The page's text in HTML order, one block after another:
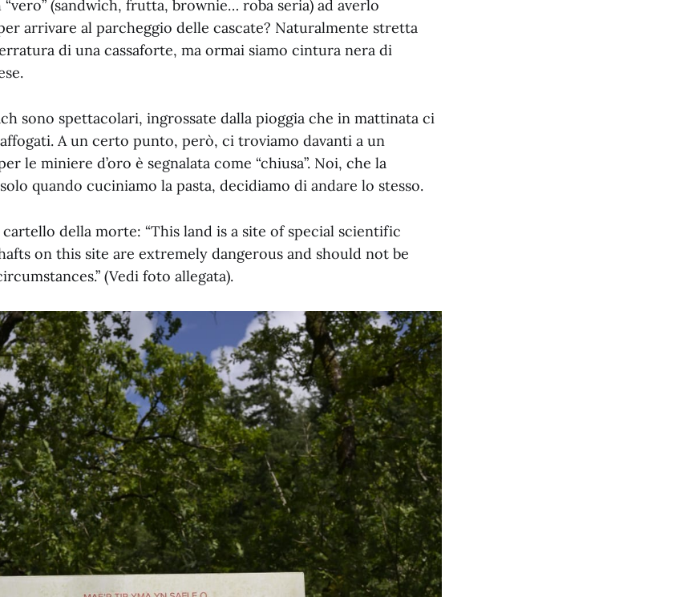
(sandwich, frutta, brownie… roba seria) ad averlo
arrivare al parcheggio delle cascate? Naturalmente stretta
di una cassaforte, ma ormai siamo cintura nera di
sono spettacolari, ingrossate dalla pioggia che in mattinata ci
A un certo punto, però, ci troviamo davanti a un
le miniere d’oro è segnalata come “chiusa”. Noi, che la
quando cuciniamo la pasta, decidiamo di andare lo stesso.
della morte: “This land is a site of special scientific
on this site are extremely dangerous and should not be
(Vedi foto allegata).